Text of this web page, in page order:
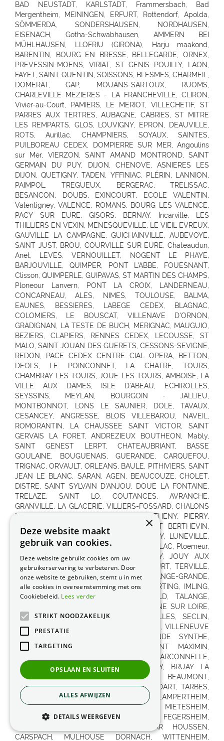
×
Deze website maakt
gebruik van cookies.
Deze website gebruikt cookies om uw
gebruikerservaring te verbeteren. Door
onze website te gebruiken, stemt u in met
alle cookies in overeenstemming met ons
Cookiebeleid. Lees verder
STRIKT NOODZAKELIJK
PRESTATIE
TARGETING
OPSLAAN EN SLUITEN
ALLES AFWIJZEN
DETAILS WEERGEVEN